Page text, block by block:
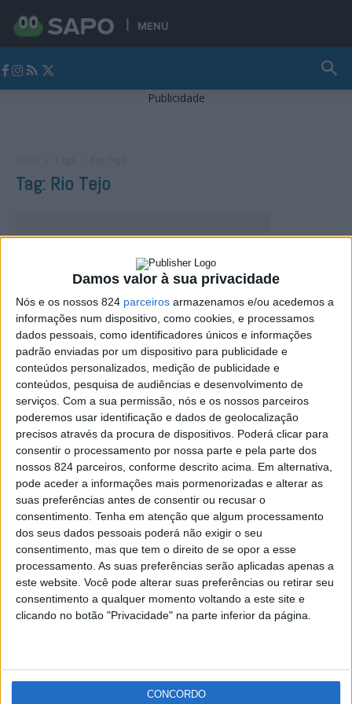
Damos valor à sua privacidade
Nós e os nossos 824 parceiros armazenamos e/ou acedemos a
informações num dispositivo, como cookies, e processamos
dados pessoais, como identificadores únicos e informações
padrão enviadas por um dispositivo para publicidade e
conteúdos personalizados, medição de publicidade e
conteúdos, pesquisa de audiências e desenvolvimento de
serviços. Com a sua permissão, nós e os nossos parceiros
poderemos usar identificação e dados de geolocalização
precisos através da procura de dispositivos. Poderá clicar para
consentir o processamento por nossa parte e pela parte dos
nossos 824 parceiros, conforme descrito acima. Em alternativa,
pode aceder a informações mais pormenorizadas e alterar as
suas preferências antes de consentir ou recusar o
consentimento. Tenha em atenção que algum processamento
dos seus dados pessoais poderá não exigir o seu
consentimento, mas que tem o direito de se opor a esse
processamento. As suas preferências serão aplicadas apenas a
este website. Você pode alterar suas preferências ou retirar seu
consentimento a qualquer momento voltando a este site e
clicando no botão "Privacidade" na parte inferior da página.
CONCORDO
MENU
Publicidade
Tag: Rio Tejo
Trilho da Barca d ´Amieira faz sucesso e catapulta
Nisa
Redacção - 28 de Abril, 2021
Publicidade
Publicidade
RSS X